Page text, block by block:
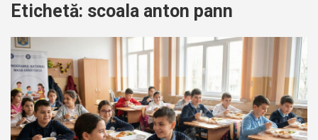
Etichetă: scoala anton pann